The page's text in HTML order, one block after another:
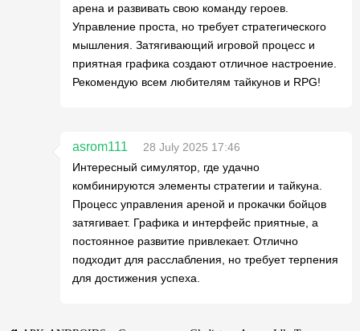
арена и развивать свою команду героев.
Управление проста, но требует стратегического
мышления. Затягивающий игровой процесс и
приятная графика создают отличное настроение.
Рекомендую всем любителям тайкунов и RPG!
asrom111
28 July 2025 17:46
Интересный симулятор, где удачно
комбинируются элементы стратегии и тайкуна.
Процесс управления ареной и прокачки бойцов
затягивает. Графика и интерфейс приятные, а
постоянное развитие привлекает. Отлично
подходит для расслабления, но требует терпения
для достижения успеха.